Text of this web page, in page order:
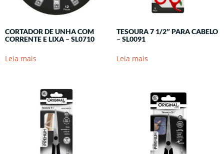
CORTADOR DE UNHA COM
CORRENTE E LIXA – SL0710
Leia mais
TESOURA 7 1/2″ PARA CABELO
– SL0091
Leia mais